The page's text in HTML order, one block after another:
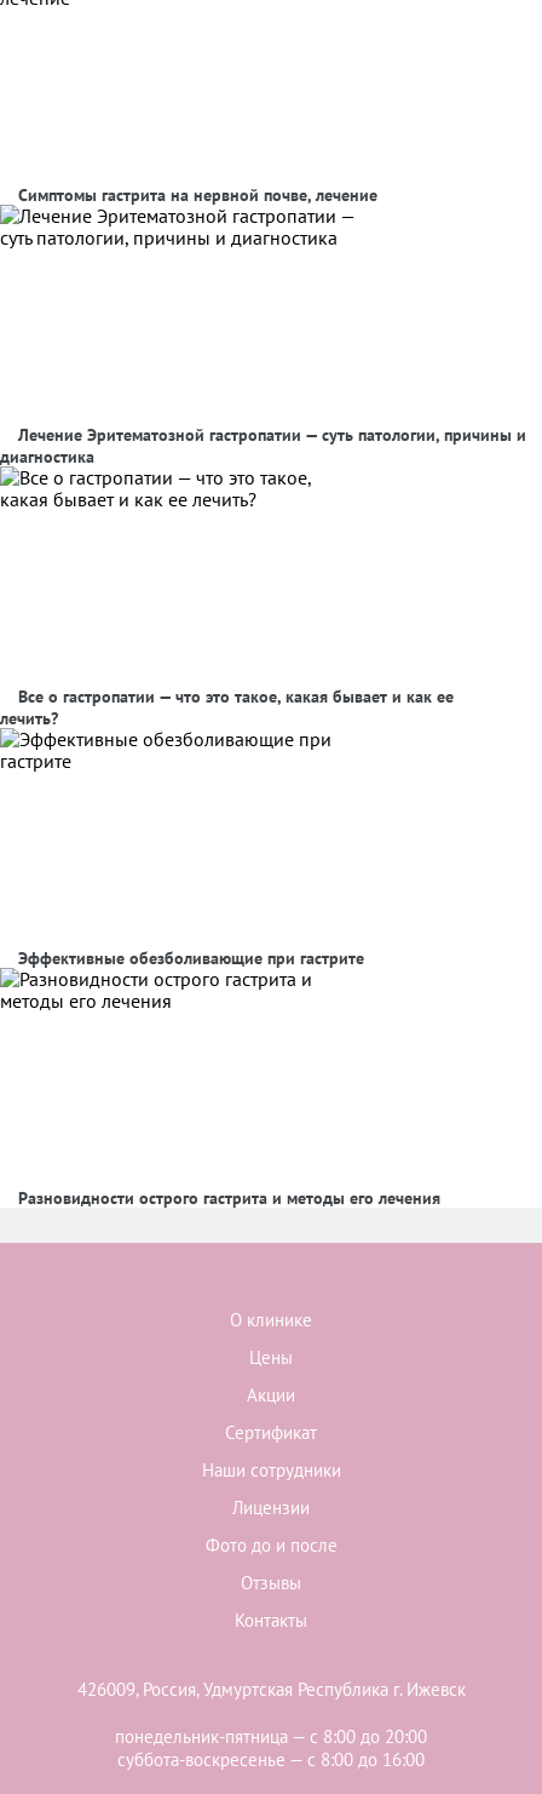
Симптомы гастрита на нервной почве, лечение
Лечение Эритематозной гастропатии — суть патологии, причины и
диагностика
Все о гастропатии — что это такое, какая бывает и как ее
лечить?
Эффективные обезболивающие при гастрите
Разновидности острого гастрита и методы его лечения
О клинике
Цены
Акции
Сертификат
Наши сотрудники
Лицензии
Фото до и после
Отзывы
Контакты
426009, Россия, Удмуртская Республика г. Ижевск
понедельник-пятница — с 8:00 до 20:00
суббота-воскресенье — с 8:00 до 16:00